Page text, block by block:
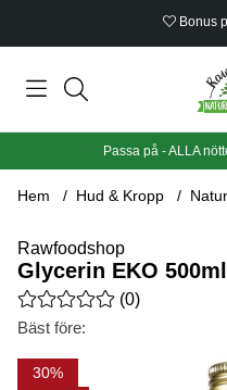
Bonus
Passa på - ALLA
Hem Hud & Kropp
Rawfoodshop
Glycerin EKO 500ml
Medelbetyg 0 av 5 Antal
(0)
Bäst före:
30
Produktbilder Glycerin EKO